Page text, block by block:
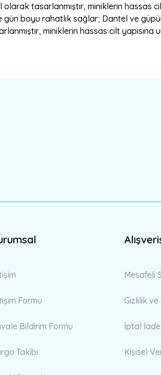
tasarlanmıştır, miniklerin hassas
boyu rahatlık sağlar; Dantel ve
miniklerin hassas cilt yapısına
Formu
Bildirim Formu
Takibi
Mesafeli
Gizlilik
İptal
Kişisel